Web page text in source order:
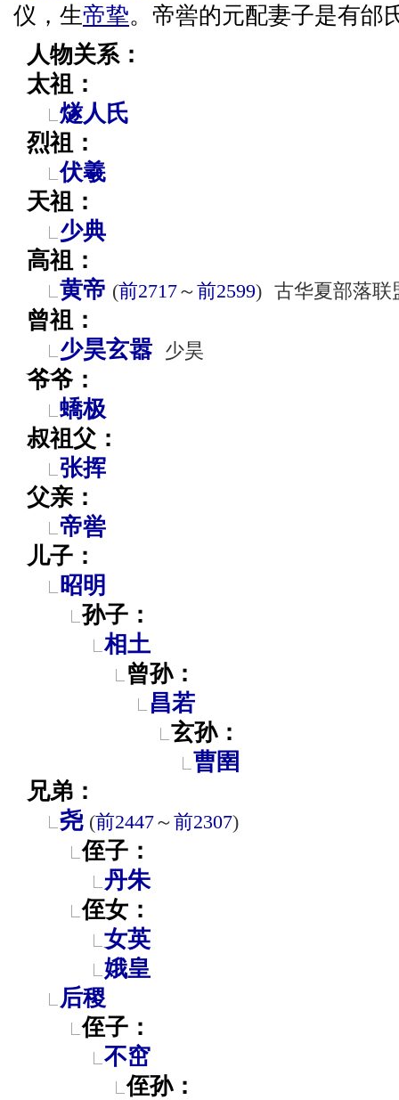
仪，生帝挚。帝喾的元配妻子是有邰
人物关系：
太祖：
燧人氏
烈祖：
伏羲
天祖：
少典
高祖：
黄帝 (前2717～前2599) 古华夏部落联
曾祖：
少昊玄嚣 少昊
爷爷：
蟜极
叔祖父：
张挥
父亲：
帝喾
儿子：
昭明
孙子：
相土
曾孙：
昌若
玄孙：
曹圉
兄弟：
尧 (前2447～前2307)
侄子：
丹朱
侄女：
女英
娥皇
后稷
侄子：
不窋
侄孙：